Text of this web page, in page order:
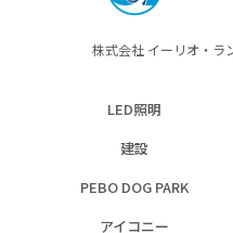
株式会社 イーリオ・
LED照明
建設
PEBO DOG PARK
アイコニー